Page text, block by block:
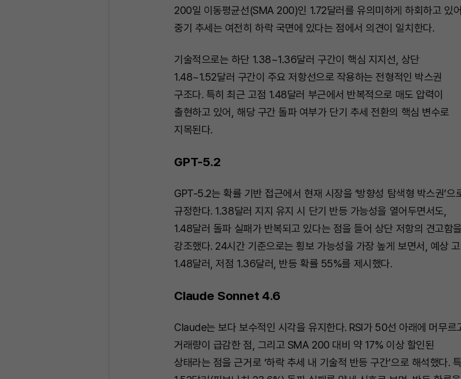
200일 이동평균선(SMA 200)인 1.72달러를 유의미하게 하회하고 있어
중기 추세는 여전히 하락 국면에 있다는 점에서 의견이 일치한다.
기술적으로는 하단 1.38~1.36달러 구간이 핵심 지지선, 상단
1.48~1.52달러 구간이 주요 저항선으로 작용하는 전형적인 박스권
구조다. 특히 최근 고점 1.48달러 부근에서 반복적으로 매도 압력이
출현하고 있어, 해당 구간 돌파 여부가 단기 추세 전환의 핵심 변수로
지목된다.
GPT-5.2
GPT-5.2는 확률 기반 접근에서 현재 시장을 ‘방향성 탐색형 박스권’으
규정한다. 1.38달러 지지 유지 시 단기 반등 가능성을 열어두면서도,
1.48달러 돌파 실패가 반복되고 있다는 점을 들어 상단 저항의 견고함을
강조했다. 24시간 기준으로는 횡보 가능성을 가장 높게 보면서, 예상
1.48달러, 저점 1.36달러, 반등 확률 55%를 제시했다.
Claude Sonnet 4.6
Claude는 보다 보수적인 시각을 유지한다. RSI가 50선 아래에 머무르
거래량이 급감한 점, 그리고 SMA 200 대비 약 17% 이상 할인된
상태라는 점을 근거로 ‘하락 추세 내 기술적 반등 구간’으로 해석했다.